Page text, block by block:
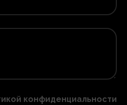
конфиденциальности